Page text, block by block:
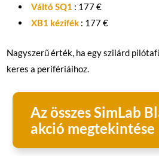
Váltó SQ1 : 177 €
XB1 kézifék : 177 €
Nagyszerű érték, ha egy szilárd
keres a perifériáihoz.
Az összes SimLab
akció megtekintése